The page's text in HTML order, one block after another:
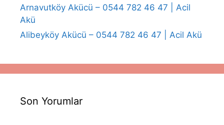
Arnavutköy Akücü – 0544 782 46 47 | Acil
Akü
Alibeyköy Akücü – 0544 782 46 47 | Acil Akü
Son Yorumlar